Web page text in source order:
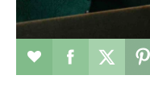
RestaurantDeel dit op